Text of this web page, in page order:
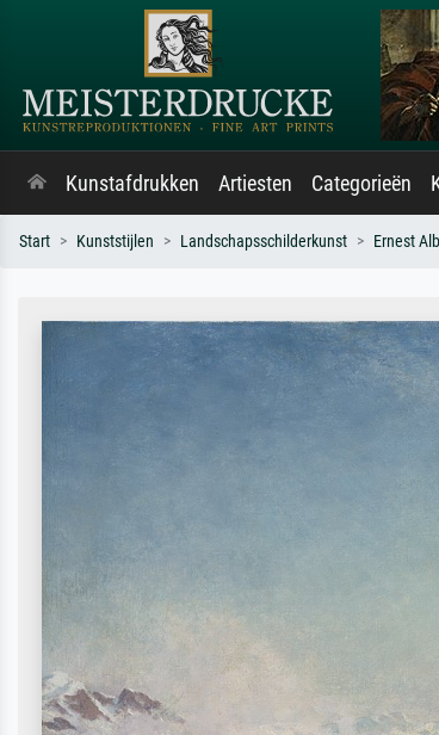
Kunstafdrukken Artiesten Categorieën
Start Kunststijlen Landschapsschilderkunst Ernest